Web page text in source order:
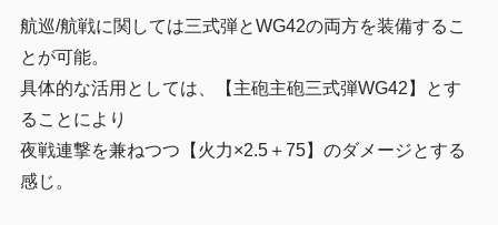
航巡/航戦に関しては三式弾とWG42の両方を装備するこ
とが可能。
具体的な活用としては、【主砲主砲三式弾WG42】とす
ることにより
夜戦連撃を兼ねつつ【火力×2.5＋75】のダメージとする
感じ。